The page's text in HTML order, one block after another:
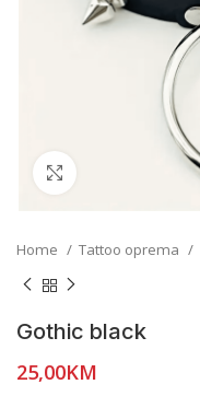
Home Tattoo oprema
Gothic black
25,00KM